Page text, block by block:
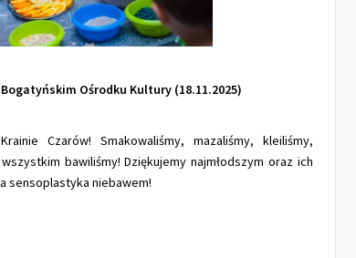
Ośrodku Kultury (18.11.2025)
Czarów! Smakowaliśmy, mazaliśmy, kleiliśmy,
bawiliśmy! Dziękujemy najmłodszym oraz ich
sensoplastyka niebawem!